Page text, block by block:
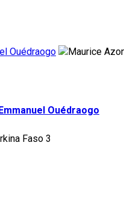
Ouédraogo
Ouédraogo
3